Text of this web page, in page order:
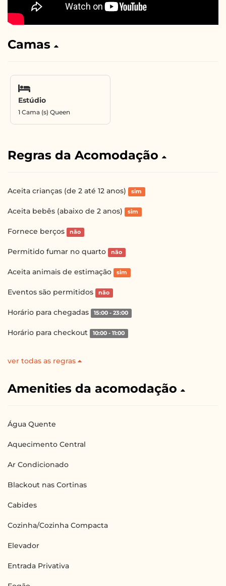
Camas
Estúdio
1 Cama (s) Queen
Regras da Acomodação
Aceita crianças (de 2 até 12 anos) sim
Aceita bebês (abaixo de 2 anos) sim
Fornece berços não
Permitido fumar no quarto não
Aceita animais de estimação sim
Eventos são permitidos não
Horário para chegadas 15:00 - 23:00
Horário para checkout 10:00 - 11:00
ver todas as regras
Amenities da acomodação
Água Quente
Aquecimento Central
Ar Condicionado
Blackout nas Cortinas
Cabides
Cozinha/Cozinha Compacta
Elevador
Entrada Privativa